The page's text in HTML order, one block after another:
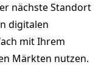
nächste Standort
digitalen
mit Ihrem
Märkten nutzen.